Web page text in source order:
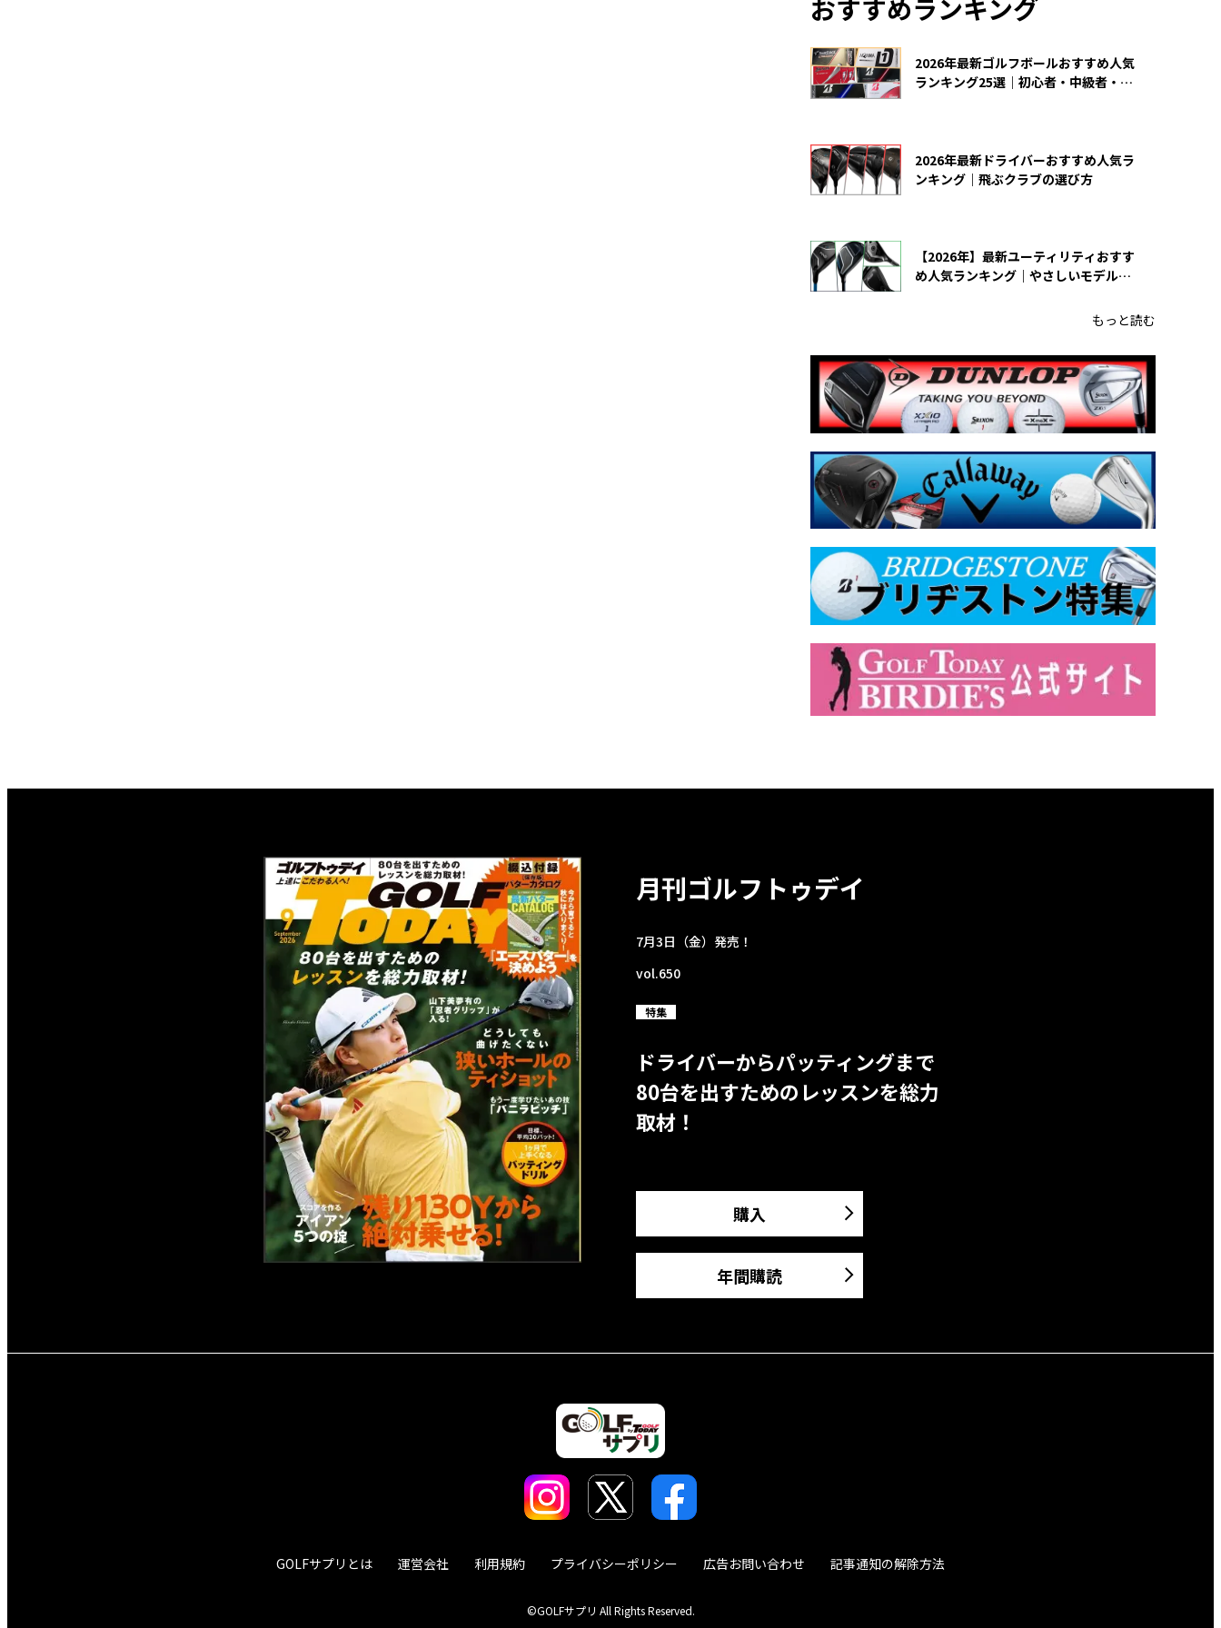
おすすめランキング
2026年最新ゴルフボールおすすめ人気
ランキング25選｜初心者・中級者・上
2026年最新ドライバーおすすめ人気ラ
ンキング｜飛ぶクラブの選び方
【2026年】最新ユーティリティおすす
め人気ランキング｜やさしいモデルの
もっと読む
月刊ゴルフトゥデイ
7月3日（金）発売！
vol.650
特集
ドライバーからパッティングまで
80台を出すためのレッスンを総力
取材！
購入
年間購読
GOLFサプリとは 運営会社 利用規約 プライバシーポリシー 広告お問い合わせ 記事通知の解除方法
©GOLFサプリ All Rights Reserved.